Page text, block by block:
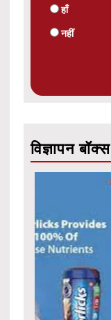
हाँ
नहीं
विज्ञापन बॉक्स